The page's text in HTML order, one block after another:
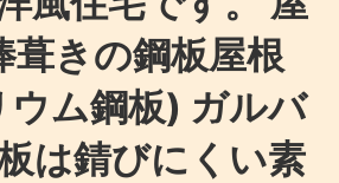
葺きの鋼板屋根
ム鋼板) ガルバ
は錆びにくい素